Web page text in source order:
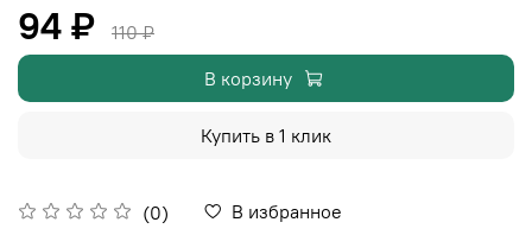
(0) В избранное
94 ₽
110 ₽
В корзину
Купить в 1 клик